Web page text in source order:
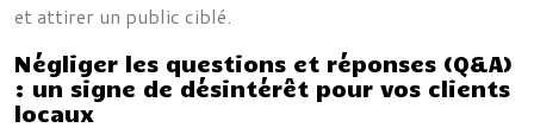
et attirer un public ciblé.
Négliger les questions et réponses (Q&A)
: un signe de désintérêt pour vos clients
locaux